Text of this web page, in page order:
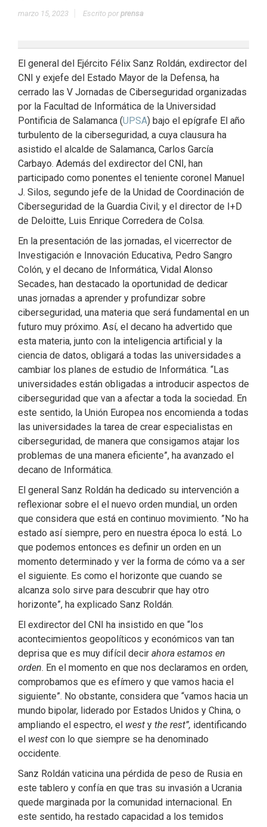
marzo 15, 2023 Escrito porprensa
El general del Ejército Félix Sanz Roldán, exdirector del
CNI y exjefe del Estado Mayor de la Defensa, ha
cerrado las V Jornadas de Ciberseguridad organizadas
por la Facultad de Informática de la Universidad
Pontificia de Salamanca (UPSA) bajo el epígrafe El año
turbulento de la ciberseguridad, a cuya clausura ha
asistido el alcalde de Salamanca, Carlos García
Carbayo. Además del exdirector del CNI, han
participado como ponentes el teniente coronel Manuel
J. Silos, segundo jefe de la Unidad de Coordinación de
Ciberseguridad de la Guardia Civil; y el director de I+D
de Deloitte, Luis Enrique Corredera de Colsa.
En la presentación de las jornadas, el vicerrector de
Investigación e Innovación Educativa, Pedro Sangro
Colón, y el decano de Informática, Vidal Alonso
Secades, han destacado la oportunidad de dedicar
unas jornadas a aprender y profundizar sobre
ciberseguridad, una materia que será fundamental en un
futuro muy próximo. Así, el decano ha advertido que
esta materia, junto con la inteligencia artificial y la
ciencia de datos, obligará a todas las universidades a
cambiar los planes de estudio de Informática. “Las
universidades están obligadas a introducir aspectos de
ciberseguridad que van a afectar a toda la sociedad. En
este sentido, la Unión Europea nos encomienda a todas
las universidades la tarea de crear especialistas en
ciberseguridad, de manera que consigamos atajar los
problemas de una manera eficiente”, ha avanzado el
decano de Informática.
El general Sanz Roldán ha dedicado su intervención a
reflexionar sobre el el nuevo orden mundial, un orden
que considera que está en continuo movimiento. ”No ha
estado así siempre, pero en nuestra época lo está. Lo
que podemos entonces es definir un orden en un
momento determinado y ver la forma de cómo va a ser
el siguiente. Es como el horizonte que cuando se
alcanza solo sirve para descubrir que hay otro
horizonte”, ha explicado Sanz Roldán.
El exdirector del CNI ha insistido en que “los
acontecimientos geopolíticos y económicos van tan
deprisa que es muy difícil decir ahora estamos en
orden. En el momento en que nos declaramos en orden,
comprobamos que es efímero y que vamos hacia el
siguiente”. No obstante, considera que “vamos hacia un
mundo bipolar, liderado por Estados Unidos y China, o
ampliando el espectro, el west y the rest”, identificando
el west con lo que siempre se ha denominado
occidente.
Sanz Roldán vaticina una pérdida de peso de Rusia en
este tablero y confía en que tras su invasión a Ucrania
quede marginada por la comunidad internacional. En
este sentido, ha restado capacidad a los temidos